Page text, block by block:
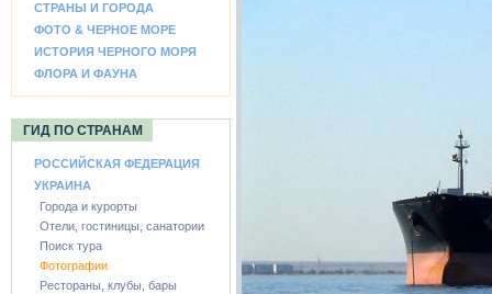
СТРАНЫ И ГОРОДА
ФОТО & ЧЕРНОЕ МОРЕ
ИСТОРИЯ ЧЕРНОГО МОРЯ
ФЛОРА И ФАУНА
ГИД ПО СТРАНАМ
РОССИЙСКАЯ ФЕДЕРАЦИЯ
УКРАИНА
Города и курорты
Отели, гостиницы, санатории
Поиск тура
Фотографии
Рестораны, клубы, бары